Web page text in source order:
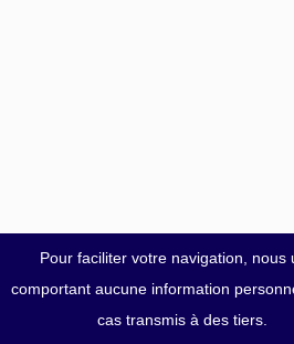
Pour faciliter votre navigation, nous
comportant aucune information
cas transmis à des tiers.